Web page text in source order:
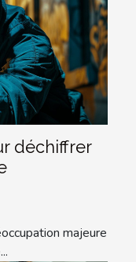
déchiffrer
majeure